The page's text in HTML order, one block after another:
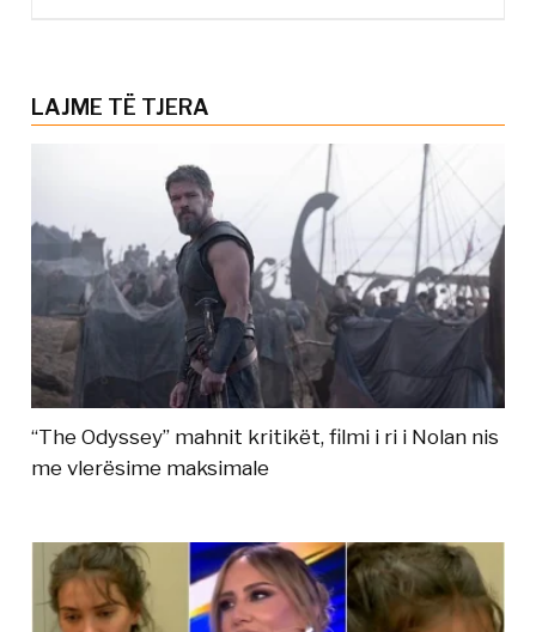
LAJME TË TJERA
“The Odyssey” mahnit kritikët, filmi i ri i Nolan nis
me vlerësime maksimale